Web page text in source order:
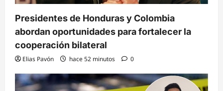
Presidentes de Honduras y Colombia
abordan oportunidades para fortalecer la
cooperación bilateral
Elias Pavón hace 52 minutos 0